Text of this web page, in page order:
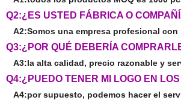
Q2:¿ES USTED FÁBRICA O
A2:Somos una empresa profesional con
Q3:¿POR QUÉ DEBERÍA
A3:la alta calidad, precio razonable y
Q4:¿PUEDO TENER MI LOGO EN
A4:por supuesto, podemos hacer el